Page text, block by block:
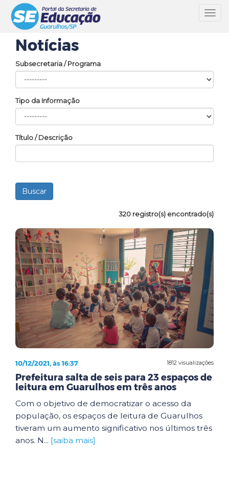
Notícias
Subsecretaria / Programa
Tipo da Informação
Título / Descrição
320 registro(s) encontrado(s)
1812 visualizações
10/12/2021, às 16:37
Prefeitura salta de seis para 23 espaços de
leitura em Guarulhos em três anos
Com o objetivo de democratizar o acesso da
população, os espaços de leitura de Guarulhos
tiveram um aumento significativo nos últimos três
anos. N... [saiba mais]